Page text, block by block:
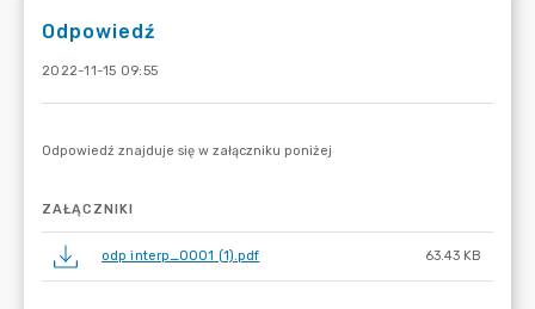
Odpowiedź
2022-11-15 09:55
ZAŁĄCZNIKI
odp interp_0001 (1).pdf 63.43 KB